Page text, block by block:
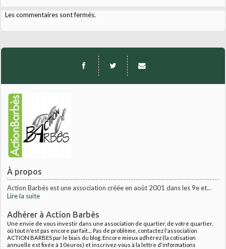
À propos
Action Barbès est une association créée en août 2001 dans les 9e et...
Lire la suite
Adhérer à Action Barbès
Une envie de vous investir dans une association de quartier, de votre quartier,
où tout n'est pas encore parfait.... Pas de problème, contactez l'association
ACTION BARBES par le biais du blog. Encore mieux adhérez (la cotisation
annuelle est fixée à 10euros) et inscrivez-vous à la lettre d'informations
Les commentaires sont fermés.